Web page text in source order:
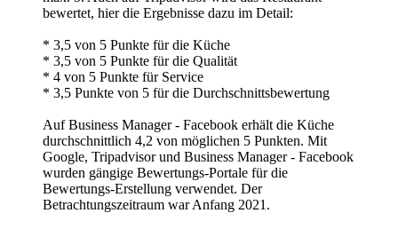
bewertet, hier die Ergebnisse dazu im Detail:
* 3,5 von 5 Punkte für die Küche
* 3,5 von 5 Punkte für die Qualität
* 4 von 5 Punkte für Service
* 3,5 Punkte von 5 für die Durchschnittsbewertung
Auf Business Manager - Facebook erhält die Küche
durchschnittlich 4,2 von möglichen 5 Punkten. Mit
Google, Tripadvisor und Business Manager - Facebook
wurden gängige Bewertungs-Portale für die
Bewertungs-Erstellung verwendet. Der
Betrachtungszeitraum war Anfang 2021.